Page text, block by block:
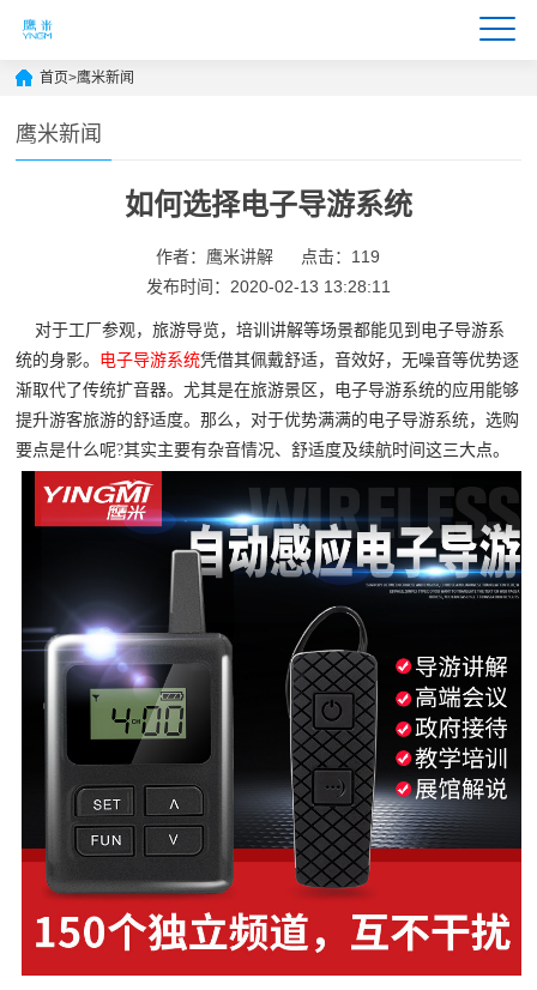
首页>鹰米新闻
鹰米新闻
如何选择电子导游系统
作者：鹰米讲解
点击：119
发布时间：2020-02-13 13:28:11
对于工厂参观，旅游导览，培训讲解等场景都能见到电子导游系
统的身影。 电子导游系统凭借其佩戴舒适，音效好，无噪音等优势逐
渐取代了传统扩音器。尤其是在旅游景区，电子导游系统的应用能够
提升游客旅游的舒适度。那么，对于优势满满的电子导游系统，选购
要点是什么呢?其实主要有杂音情况、舒适度及续航时间这三大点。